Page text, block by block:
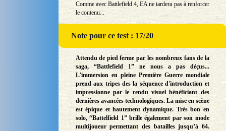
Comme avec Battlefield 4, EA ne tardera pas à renforcer
le contenu...
Notepour ce test : 17/20
Attendu de pied ferme par les nombreux fans de la
saga, “Battlefield 1” ne nous a pas déçus...
L'immersion en pleine Première Guerre mondiale
prend aux tripes des la séquence d'introduction et
impressionne par le rendu visuel bénéficiant des
dernières avancées technologiques. La mise en scène
est épique et hautement dynamique. Très bon en
solo, “Battelfield 1” brille également par son mode
multijoueur permettant des batailles jusqu’à 64.